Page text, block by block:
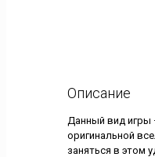
Описание
Данный вид игры
оригинальной
заняться в этом